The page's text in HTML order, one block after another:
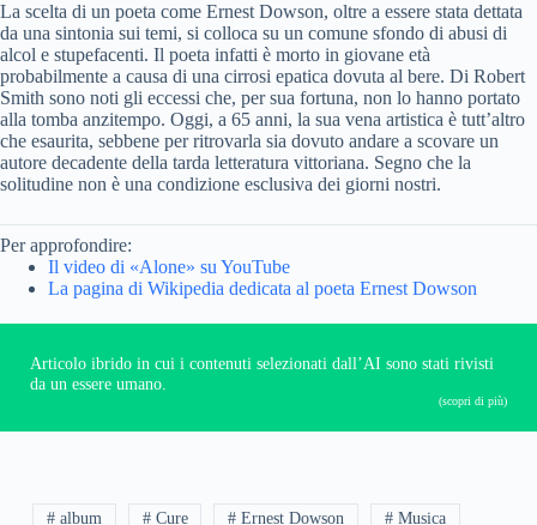
La scelta di un poeta come Ernest Dowson, oltre a essere stata dettata
da una sintonia sui temi, si colloca su un comune sfondo di abusi di
alcol e stupefacenti. Il poeta infatti è morto in giovane età
probabilmente a causa di una cirrosi epatica dovuta al bere. Di Robert
Smith sono noti gli eccessi che, per sua fortuna, non lo hanno portato
alla tomba anzitempo. Oggi, a 65 anni, la sua vena artistica è tutt’altro
che esaurita, sebbene per ritrovarla sia dovuto andare a scovare un
autore decadente della tarda letteratura vittoriana. Segno che la
solitudine non è una condizione esclusiva dei giorni nostri.
Per approfondire:
Il video di «Alone» su YouTube
La pagina di Wikipedia dedicata al poeta Ernest Dowson
Articolo ibrido in cui i contenuti selezionati dall’AI sono stati rivisti
da un essere umano.
(scopri di più)
# album # Cure # Ernest Dowson # Musica